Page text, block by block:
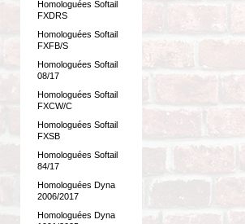
Homologuées Softail
FXDRS
Homologuées Softail
FXFB/S
Homologuées Softail
08/17
Homologuées Softail
FXCW/C
Homologuées Softail
FXSB
Homologuées Softail
84/17
Homologuées Dyna
2006/2017
Homologuées Dyna